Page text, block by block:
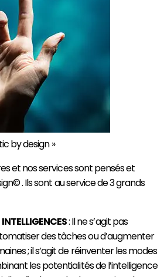
by design »​
et nos services sont pensés et
.Ils sont au service de 3 grands
:Il ne s’agit pas
destâchesou d’augmenter
; il s’agit deréinventerles modes
lespotentialitésdel’intelligence